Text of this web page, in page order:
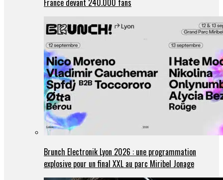
France devant 240.000 fans
Brunch Electronik Lyon 2026 : une programmation
explosive pour un final XXL au parc Miribel Jonage